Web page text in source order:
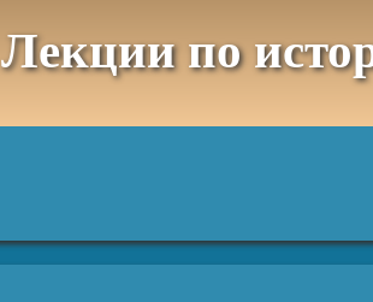
Лекции по